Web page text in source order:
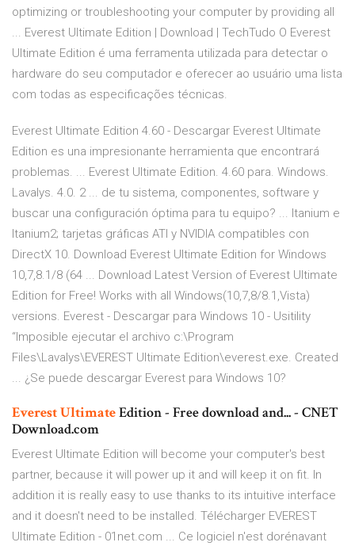
optimizing or troubleshooting your computer by providing all
... Everest Ultimate Edition | Download | TechTudo O Everest
Ultimate Edition é uma ferramenta utilizada para detectar o
hardware do seu computador e oferecer ao usuário uma lista
com todas as especificações técnicas.
Everest Ultimate Edition 4.60 - Descargar Everest Ultimate
Edition es una impresionante herramienta que encontrará
problemas. ... Everest Ultimate Edition. 4.60 para. Windows.
Lavalys. 4.0. 2 ... de tu sistema, componentes, software y
buscar una configuración óptima para tu equipo? ... Itanium e
Itanium2; tarjetas gráficas ATI y NVIDIA compatibles con
DirectX 10. Download Everest Ultimate Edition for Windows
10,7,8.1/8 (64 ... Download Latest Version of Everest Ultimate
Edition for Free! Works with all Windows(10,7,8/8.1,Vista)
versions. Everest - Descargar para Windows 10 - Usitility
“Imposible ejecutar el archivo c:\Program
Files\Lavalys\EVEREST Ultimate Edition\everest.exe. Created
... ¿Se puede descargar Everest para Windows 10?
EverestUltimateEdition - Free download and... - CNET
Download.com
Everest Ultimate Edition will become your computer's best
partner, because it will power up it and will keep it on fit. In
addition it is really easy to use thanks to its intuitive interface
and it doesn't need to be installed. Télécharger EVEREST
Ultimate Edition - 01net.com ... Ce logiciel n'est dorénavant